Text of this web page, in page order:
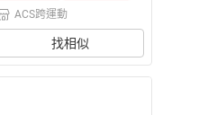
ACS跨運動
找相似